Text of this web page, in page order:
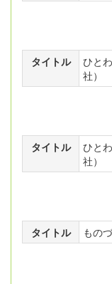
タイトル
ひと
社）
タイトル
ひと
社）
タイトル もの